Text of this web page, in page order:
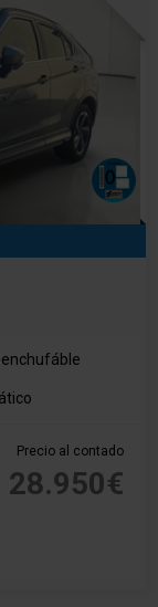
enchufáble
Precio al contado
28.950€